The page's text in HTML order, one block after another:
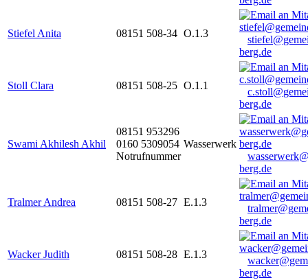
Stiefel Anita 08151 508-34 O.1.3
berg.de
Stoll Clara 08151 508-25 O.1.1
berg.de
Swami Akhilesh Akhil
08151 953296
0160 5309054
Notrufnummer
Wasserwerk
berg.de
Tralmer Andrea 08151 508-27 E.1.3
berg.de
Wacker Judith 08151 508-28 E.1.3
berg.de